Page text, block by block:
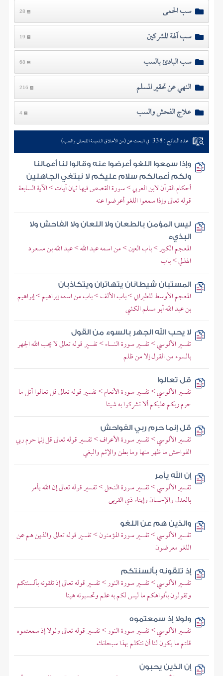
سب الحمى 28
سب آلهة المشركين 19
سب البادئ بالسب 68
النهي عن تحقير المسلم 216
علاج الفحش والسب 4
عدد النتائج : 338 في البحث عن (من الأخلاق الذميمة الفحش والسب)
وإذا سمعوا اللغو أعرضوا عنه وقالوا لنا أعمالنا
ولكم أعمالكم سلام عليكم لا نبتغي الجاهلين
أحكام القرآن لابن العربي > سورة القصص فيها ثمان آيات > الآية السابعة
قوله تعالى وإذا سمعوا اللغو أعرضوا عنه
ليس المؤمن بالطعان ولا اللعان ولا الفاحش ولا
البذيء
المعجم الكبير > باب العين > من اسمه عبد الله > عبد الله بن مسعود
الهذلي > باب
المستبان شيطانان يتهاتران ويتكاذبان
المعجم الأوسط للطبراني > باب الألف > باب من اسمه إبراهيم > إبراهيم
بن عبد الله أبو مسلم الكشي
لا يحب الله الجهر بالسوء من القول
تفسير الألوسي > تفسير سورة النساء > تفسير قوله تعالى لا يحب الله الجهر
بالسوء من القول إلا من ظلم
قل تعالوا
تفسير الألوسي > تفسير سورة الأنعام > تفسير قوله تعالى قل تعالوا أتل ما
حرم ربكم عليكم ألا تشركوا به شيئا
قل إنما حرم ربي الفواحش
تفسير الألوسي > تفسير سورة الأعراف > تفسير قوله تعالى قل إنما حرم ربي
الفواحش ما ظهر منها وما بطن والإثم والبغي
إن الله يأمر
تفسير الألوسي > تفسير سورة النحل > تفسير قوله تعالى إن الله يأمر
بالعدل والإحسان وإيتاء ذي القربى
والذين هم عن اللغو
تفسير الألوسي > تفسير سورة المؤمنون > تفسير قوله تعالى والذين هم عن
اللغو معرضون
إذ تلقونه بألسنتكم
تفسير الألوسي > تفسير سورة النور > تفسير قوله تعالى إذ تلقونه بألسنتكم
وتقولون بأفواهكم ما ليس لكم به علم وتحسبونه هينا
ولولا إذ سمعتموه
تفسير الألوسي > تفسير سورة النور > تفسير قوله تعالى ولولا إذ سمعتموه
قلتم ما يكون لنا أن نتكلم بهذا سبحانك
إن الذين يحبون